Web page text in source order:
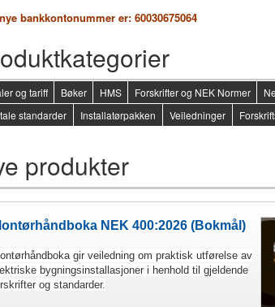
bankkontonummer er: 60030675064
og tariff Bøker HMS Forskrifter og NEK Normer
standarder
Installatørpakken Veiledninger
produkter
NEK 400:2026 (Bokmål)
gir veiledning om praktisk utførelse av
bygningsinstallasjoner i henhold til gjeldende
og standarder.